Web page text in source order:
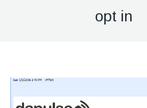
opt in